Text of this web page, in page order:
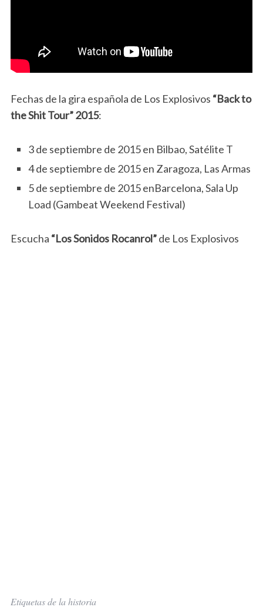
Fechas de la gira española de Los Explosivos “Back to
the Shit Tour” 2015:
3 de septiembre de 2015 en Bilbao, Satélite T
4 de septiembre de 2015 en Zaragoza, Las Armas
5 de septiembre de 2015 enBarcelona, Sala Up
Load (Gambeat Weekend Festival)
Escucha “Los Sonidos Rocanrol”de Los Explosivos
Etiquetas de la historia